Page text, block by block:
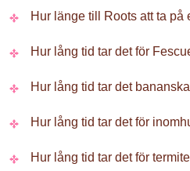
Hur länge till Roots att ta på
Hur lång tid tar det för
Hur lång tid tar det
Hur lång tid tar det för
Hur lång tid tar det för